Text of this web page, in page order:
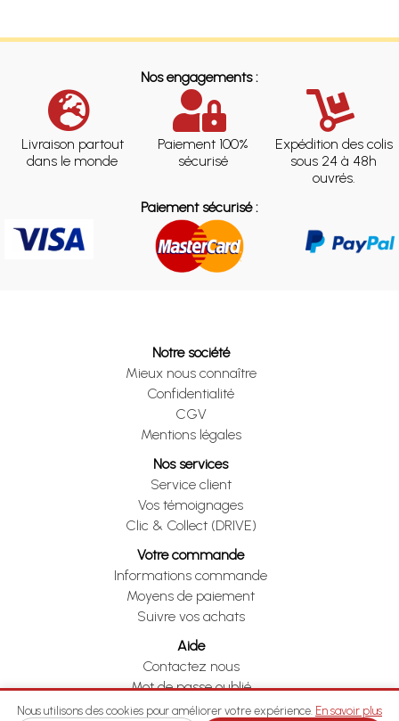
Nos engagements :
Livraison partout
dans le monde
Paiement 100%
sécurisé
Expédition des colis
sous 24 à 48h
ouvrés.
Paiement sécurisé :
Notre société
Mieux nous connaître
Confidentialité
CGV
Mentions légales
Nos services
Service client
Vos témoignages
Clic & Collect (DRIVE)
Votre commande
Informations commande
Moyens de paiement
Suivre vos achats
Aide
Contactez nous
Mot de passe oublié
Je me rétracte
Nous utilisons des cookies pour améliorer votre expérience. En savoir plus